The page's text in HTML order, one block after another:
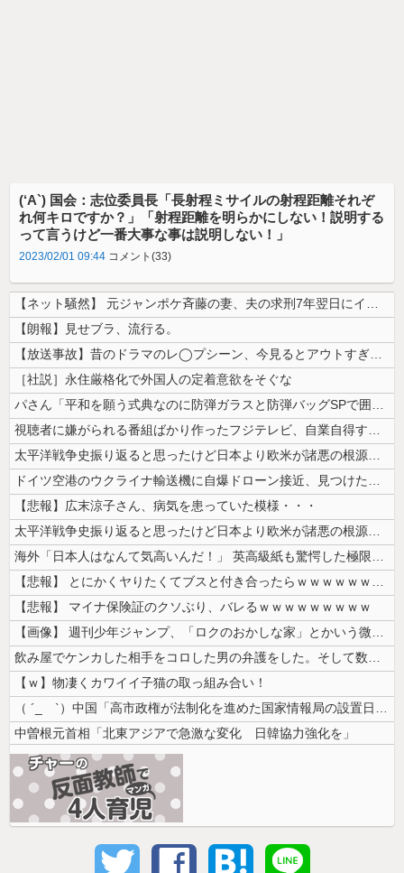
(‘A`) 国会：志位委員長「長射程ミサイルの射程距離それぞ
れ何キロですか？」「射程距離を明らかにしない！説明する
って言うけど一番大事な事は説明しない！」
2023/02/01 09:44 コメント(33)
【ネット騒然】 元ジャンポケ斉藤の妻、夫の求刑7年翌日にインスタ更新！...
【朗報】見せブラ、流行る。
【放送事故】昔のドラマのレ◯プシーン、今見るとアウトすぎる・・・
［社説］永住厳格化で外国人の定着意欲をそぐな
パさん「平和を願う式典なのに防弾ガラスと防弾バッグSPで囲まれた壇上で...
視聴者に嫌がられる番組ばかり作ったフジテレビ、自業自得すぎる立場に陥っ...
太平洋戦争史振り返ると思ったけど日本より欧米が諸悪の根源やん
ドイツ空港のウクライナ輸送機に自爆ドローン接近、見つけた空港職員が蹴り...
【悲報】広末涼子さん、病気を患っていた模様・・・
太平洋戦争史振り返ると思ったけど日本より欧米が諸悪の根源やん
海外「日本人はなんて気高いんだ！」 英高級紙も驚愕した極限の中の日本人...
【悲報】 とにかくヤりたくてブスと付き合ったらｗｗｗｗｗｗｗｗｗｗｗｗ...
【悲報】 マイナ保険証のクソぶり、バレるｗｗｗｗｗｗｗｗｗ
【画像】 週刊少年ジャンプ、「ロクのおかしな家」とかいう微妙な漫画を巻...
飲み屋でケンカした相手をコロした男の弁護をした。そして数年後、因果応報...
【ｗ】物凄くカワイイ子猫の取っ組み合い！
（ ´_ゝ`）中国「高市政権が法制化を進めた国家情報局の設置日が7月3...
中曽根元首相「北東アジアで急激な変化 日韓協力強化を」